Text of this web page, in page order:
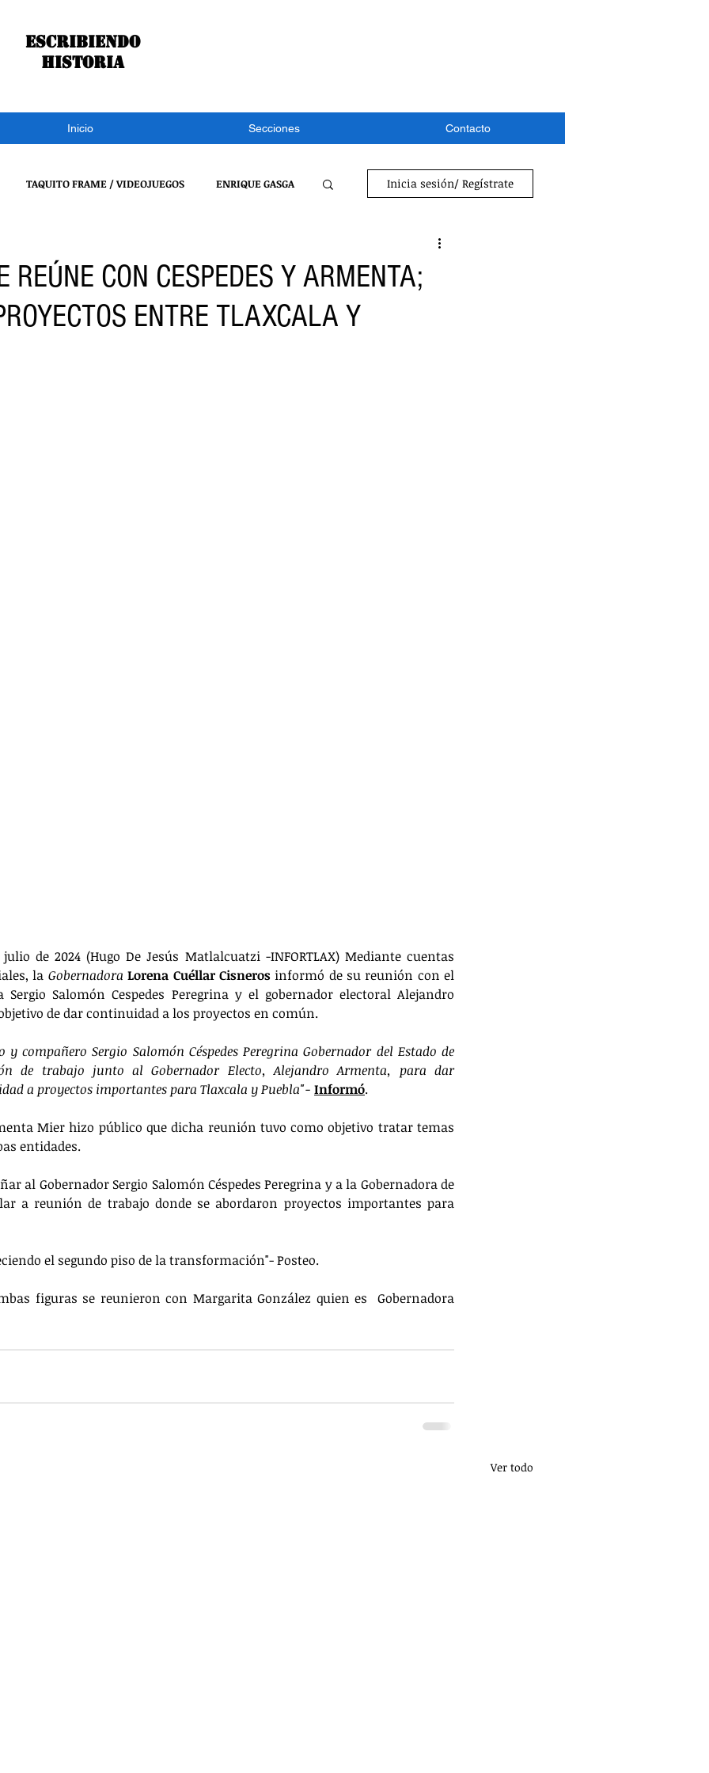
Inicio Secciones Contacto
Escribiendo
historia
TAQUITO FRAME / VIDEOJUEGOS ENRIQUE GASGA
REFLEXIONES DE UN BURRO VIDEOJUEGOS
Inicia sesión/ Regístrate
REÚNE CON CESPEDES Y ARMENTA;
ENTRE TLAXCALA Y
de 2024 (Hugo De Jesús Matlalcuatzi -INFORTLAX) Mediante cuentas
la Gobernadora Lorena Cuéllar Cisneros informó de su reunión con el
Sergio Salomón Cespedes Peregrina y el gobernador electoral Alejandro
de dar continuidad a los proyectos en común.
compañero Sergio Salomón Céspedes Peregrina Gobernador del Estado de
de trabajo junto al Gobernador Electo, Alejandro Armenta, para dar
a proyectos importantes para Tlaxcala y Puebla"- Informó.
Mier hizo público que dicha reunión tuvo como objetivo tratar temas
entidades.
al Gobernador Sergio Salomón Céspedes Peregrina y a la Gobernadora de
a reunión de trabajo donde se abordaron proyectos importantes para
el segundo piso de la transformación"- Posteo.
figuras se reunieron con Margarita González quien es  Gobernadora
Ver todo